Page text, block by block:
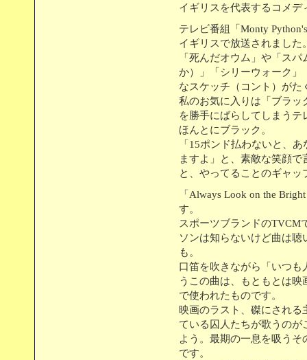
イギリスを代表するコメ
テレビ番組「Monty
イギリスで放送されました
「死んだオウム」や「ス
か）」「シリーウォーク」
なスケッチ（コント）がた
私のお気に入りは「ブラッ
を勝手にばらしてしまう
ほんとにブラック。
「15ポンド払わないと、
ますよ」と、素敵な笑顔
と、やってることのギャ
「Always Look on the
す。
スポーツブランドのTVCM
ソンは知らないけど曲は
も。
口笛を吹きながら「いつ
うこの曲は、もともとは映
で使われたものです。
映画のラスト、磔にされ
ている囚人たちが歌うのが
よう。最期の一息を吸う
です。